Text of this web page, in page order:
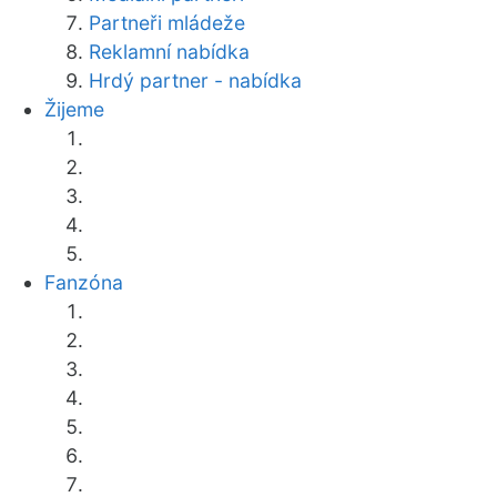
Partneři mládeže
Reklamní nabídka
Hrdý partner - nabídka
Žijeme
Fanzóna